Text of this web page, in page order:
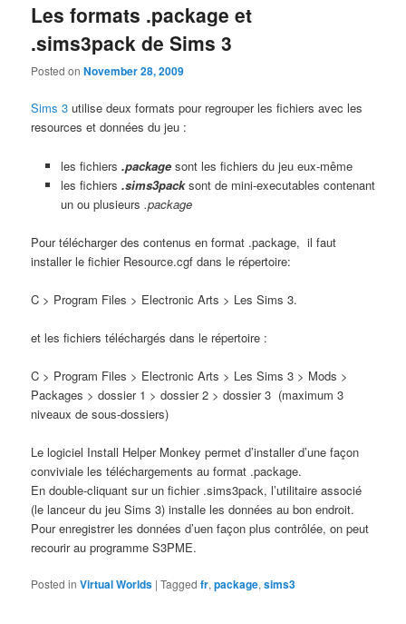
Les formats .package et
.sims3pack de Sims 3
Posted onNovember 28, 2009
Sims 3 utilise deux formats pour regrouper les fichiers avec les
resources et données du jeu :
les fichiers .packagesont les fichiers du jeu eux-même
les fichiers .sims3packsont de mini-executables contenant
un ou plusieurs .package
Pour télécharger des contenus en format .package, il faut
installer le fichier Resource.cgf dans le répertoire:
C > Program Files > Electronic Arts > Les Sims 3.
et les fichiers téléchargés dans le répertoire :
C > Program Files > Electronic Arts > Les Sims 3 > Mods >
Packages > dossier 1 > dossier 2 > dossier 3 (maximum 3
niveaux de sous-dossiers)
Le logiciel Install Helper Monkey permet d’installer d’une façon
conviviale les téléchargements au format .package.
En double-cliquant sur un fichier .sims3pack, l’utilitaire associé
(le lanceur du jeu Sims 3) installe les données au bon endroit.
Pour enregistrer les données d’uen façon plus contrôlée, on peut
recourir au programme S3PME.
Posted in Virtual Worlds |Tagged fr,package,sims3